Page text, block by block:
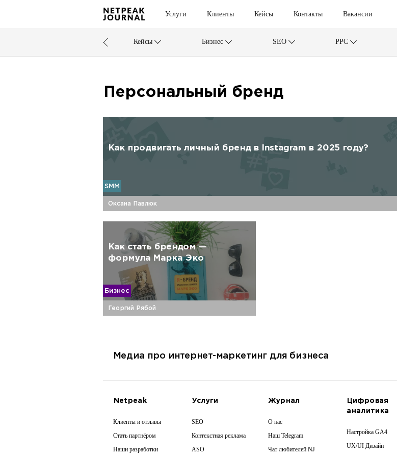
Услуги Клиенты Кейсы Контакты Вакансии
Кейсы Бизнес SEO PPC
Персональный бренд
Как продвигать личный бренд в Instagram в 2025 году?
SMM
Оксана Павлюк
Как стать брендом —
формула Марка Эко
Бизнес
Георгий Рябой
Медиа про интернет-маркетинг для бизнеса
Netpeak
Клиенты и отзывы
Стать партнёром
Наши разработки
Услуги
SEO
Контекстная реклама
ASO
Журнал
О нас
Наш Telegram
Чат любителей NJ
Цифровая
аналитика
Настройка GA4
UX/UI Дизайн